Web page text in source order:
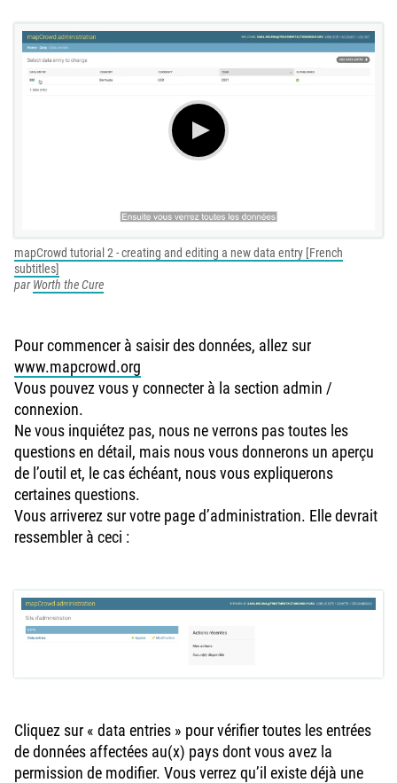
mapCrowd tutorial 2 - creating and editing a new data entry [French
subtitles]
parWorth the Cure
Pour commencer à saisir des données, allez sur
www.mapcrowd.org
Vous pouvez vous y connecter à la section admin /
connexion.
Ne vous inquiétez pas, nous ne verrons pas toutes les
questions en détail, mais nous vous donnerons un aperçu
de l’outil et, le cas échéant, nous vous expliquerons
certaines questions.
Vous arriverez sur votre page d’administration. Elle devrait
ressembler à ceci :
Cliquez sur « data entries » pour vérifier toutes les entrées
de données affectées au(x) pays dont vous avez la
permission de modifier. Vous verrez qu’il existe déjà une